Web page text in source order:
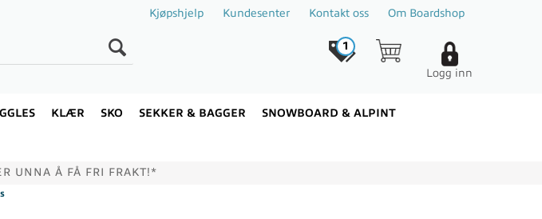
Kjøpshjelp Kundesenter Kontakt oss Om Boardshop
Logg inn
1
KLÆR SKO SEKKER & BAGGER SNOWBOARD & ALPINT
UNNA Å FÅ FRI FRAKT!*